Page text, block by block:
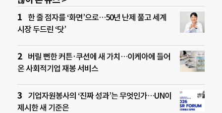
한 줄 점자를 ‘화면’으로…50년 난제 풀고 세계
시장 두드린 ‘닷’
버릴 뻔한 커튼·쿠션에 새 가치…이케아에 들어
온 사회적기업 재봉 서비스
기업자원봉사의 ‘진짜 성과’는 무엇인가…UN이
제시한 새 기준은